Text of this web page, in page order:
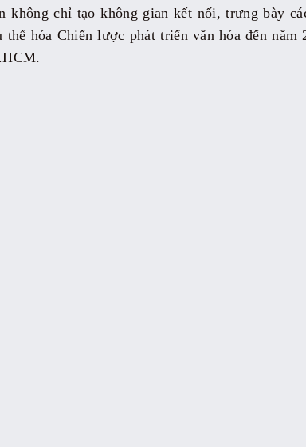
không chỉ tạo không gian kết nối, trưng bày
hóa Chiến lược phát triển văn hóa đến năm